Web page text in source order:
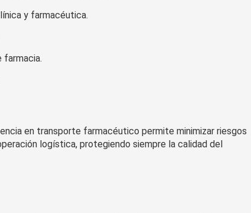
y farmacéutica.
en transporte farmacéutico permite minimizar riesgos
logística, protegiendo siempre la calidad del